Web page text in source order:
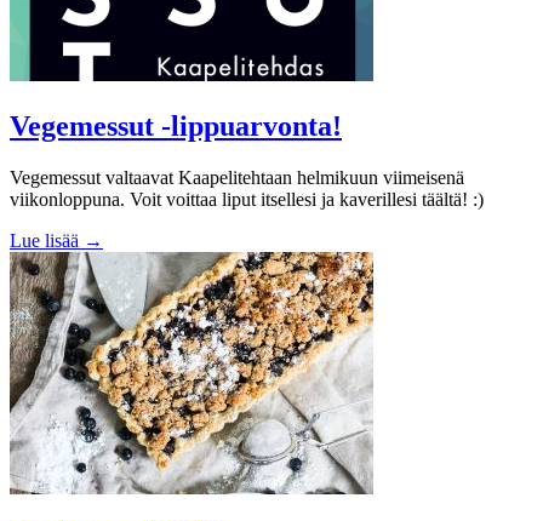
Vegemessut -lippuarvonta!
Vegemessut valtaavat Kaapelitehtaan helmikuun viimeisenä
viikonloppuna. Voit voittaa liput itsellesi ja kaverillesi täältä! :)
Lue lisää →